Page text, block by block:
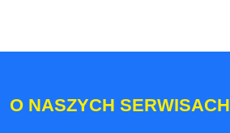
O NASZYCH SERWISACH